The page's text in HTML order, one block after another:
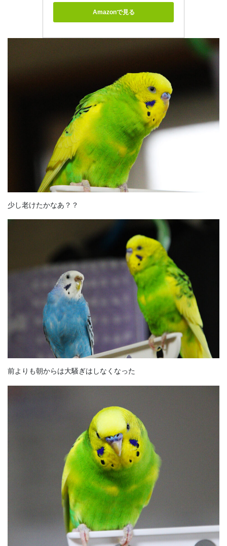
Amazonで見る
少し老けたかなあ？？
前よりも朝からは大騒ぎはしなくなった